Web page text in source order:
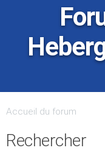
Accueil du forum
Rechercher